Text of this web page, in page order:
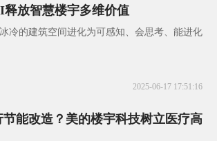
放智慧楼宇多维价值
冷的建筑空间进化为可感知、会思考、能进化
2025-06-17 17:51:16
能改造？美的楼宇科技树立医疗高